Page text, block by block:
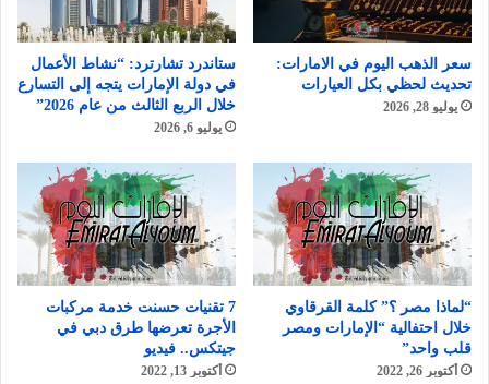
سعر الذهب اليوم في الامارات:
تحديث لحظي بكل العيارات
يوليو 28, 2026
ستاندرد تشارترد: “نشاط الأعمال
في دولة الإمارات يتجه إلى التسارع
خلال الربع الثالث من عام 2026”
يوليو 6, 2026
“لماذا مصر ؟” كلمة القرقاوي
خلال احتفالية “الإمارات ومصر
قلب واحد”
أكتوبر 26, 2022
7 تقنيات حسنت خدمة مركبات
الأجرة تعرضها طرق دبي في
جيتكس.. فيديو
أكتوبر 13, 2022